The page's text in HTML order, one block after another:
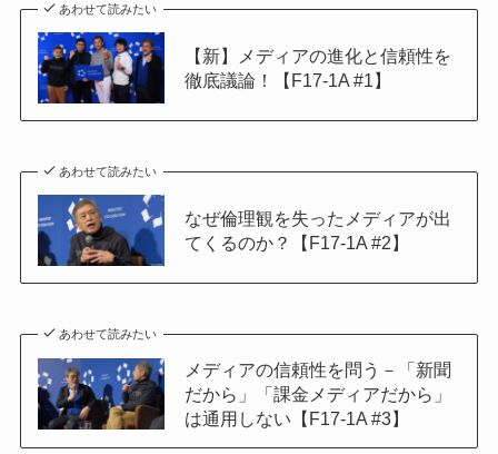
あわせて読みたい
【新】メディアの進化と信頼性を
徹底議論！【F17-1A #1】
あわせて読みたい
なぜ倫理観を失ったメディアが出
てくるのか？【F17-1A #2】
あわせて読みたい
メディアの信頼性を問う－「新聞
だから」「課金メディアだから」
は通用しない【F17-1A #3】